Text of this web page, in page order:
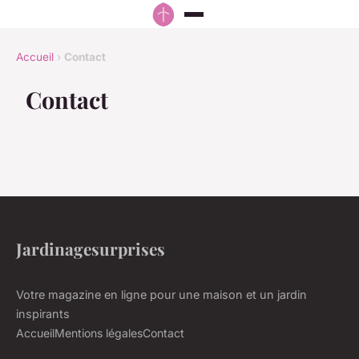
Accueil › Contact
Contact
Jardinagesurprises
Votre magazine en ligne pour une maison et un jardin
inspirants
AccueilMentions légalesContact